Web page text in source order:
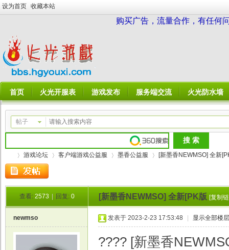
设为首页 收藏本站
购买广告，流量合作，有任何
首页 火光开服表 游戏发布 服务端交流 火光防水墙
帖子
游戏论坛
›
客户端游戏公益服
›
墨香公益服
›
[新墨香NEWMSO] 全新
查看: 2573 回复: 0 [新墨香NEWMSO] 全新[PK版 [复制
newmso 发表于 2023-2-23 17:53:48 显示全部楼层
???? [新墨香